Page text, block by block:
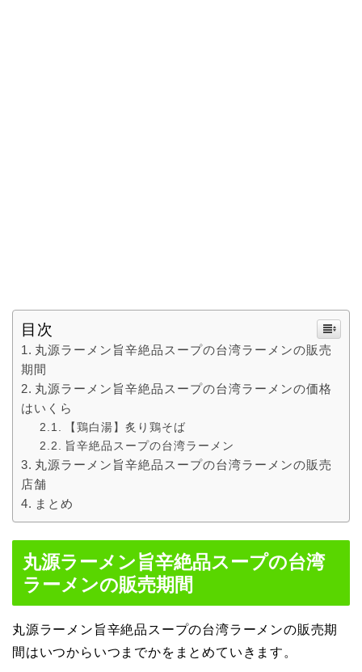
目次
丸源ラーメン旨辛絶品スープの台湾ラーメンの販売
期間
丸源ラーメン旨辛絶品スープの台湾ラーメンの価格
はいくら
【鶏白湯】炙り鶏そば
旨辛絶品スープの台湾ラーメン
丸源ラーメン旨辛絶品スープの台湾ラーメンの販売
店舗
まとめ
丸源ラーメン旨辛絶品スープの台湾
ラーメンの販売期間
丸源ラーメン旨辛絶品スープの台湾ラーメンの販売期
間はいつからいつまでかをまとめていきます。